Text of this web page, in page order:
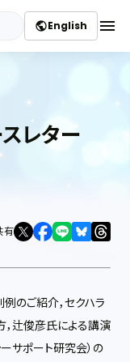
publicEnglish menu
レター
有
のご紹介，セクハラ
辻俊彦氏による講演
ーサポート研究会）の